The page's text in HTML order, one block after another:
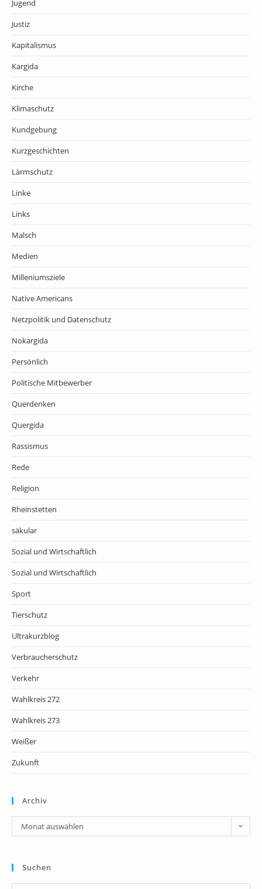
Jugend
Justiz
Kapitalismus
Kargida
Kirche
Klimaschutz
Kundgebung
Kurzgeschichten
Lärmschutz
Linke
Links
Malsch
Medien
Milleniumsziele
Native Americans
Netzpolitik und Datenschutz
Nokargida
Persönlich
Politische Mitbewerber
Querdenken
Quergida
Rassismus
Rede
Religion
Rheinstetten
säkular
Sozial und Wirtschaftlich
Sozial und Wirtschaftlich
Sport
Tierschutz
Ultrakurzblog
Verbraucherschutz
Verkehr
Wahlkreis 272
Wahlkreis 273
Weißer
Zukunft
Archiv
Archiv
Monat auswählen
Suchen